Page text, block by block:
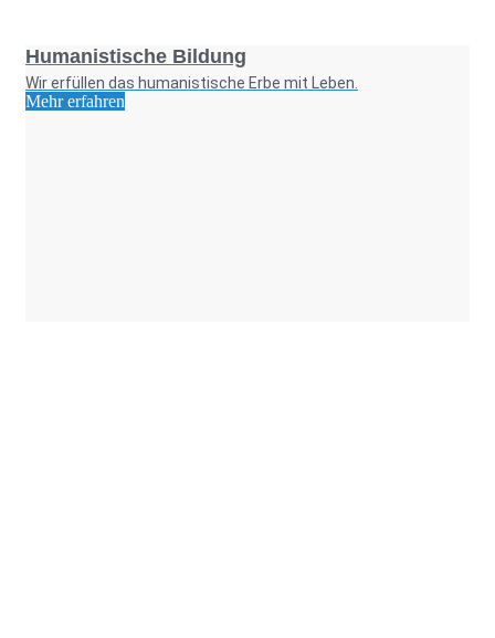
Humanistische Bildung
Wir erfüllen das humanistische Erbe mit Leben.
Mehr erfahren